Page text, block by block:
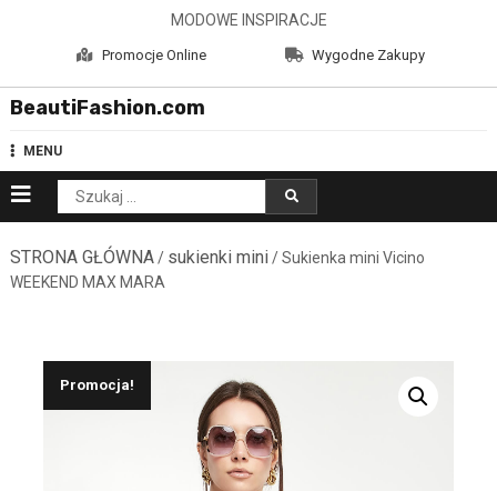
MODOWE INSPIRACJE
Promocje Online Wygodne Zakupy
BeautiFashion.com
MENU
Szukaj:
STRONA GŁÓWNA/ sukienki mini/ Sukienka mini Vicino
WEEKEND MAX MARA
Promocja!